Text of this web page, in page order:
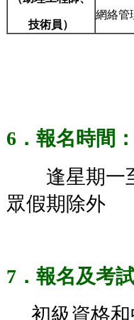
技術員）
網絡管
6 ．報名時間
逢星期一至
眾假期除外
7 ．報名及
初級資格和